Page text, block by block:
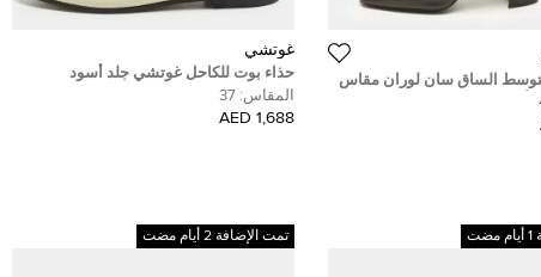
الساق سان لوران مقاس
غوتشي
حذاء بوت للكاحل غوتشي جلد أسود
وإلاستيك هورسبيت مقاس 37.5
المقاس: 37
1,688 AED
تمت الإضافة 2 أيام مضت